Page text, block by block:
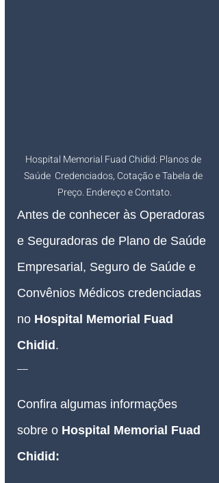
Hospital Memorial Fuad Chidid: Planos de
Saúde  Credenciados, Cotação e Tabela de
Preço. Endereço e Contato.
Antes de conhecer às Operadoras
e Seguradoras de Plano de Saúde
Empresarial, Seguro de Saúde e
Convênios Médicos credenciadas
no Hospital Memorial Fuad
Chidid .
__
Confira algumas informações
sobre o Hospital Memorial Fuad
Chidid :